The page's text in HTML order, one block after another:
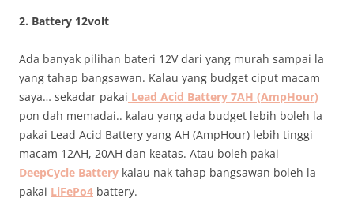
2. Battery 12volt
Ada banyak pilihan bateri 12V dari yang murah sampai la
yang tahap bangsawan. Kalau yang budget ciput macam
saya… sekadar pakai Lead Acid Battery 7AH (AmpHour)
pon dah memadai.. kalau yang ada budget lebih boleh la
pakai Lead Acid Battery yang AH (AmpHour) lebih tinggi
macam 12AH, 20AH dan keatas. Atau boleh pakai
DeepCycle Battery kalau nak tahap bangsawan boleh la
pakai LiFePo4 battery.